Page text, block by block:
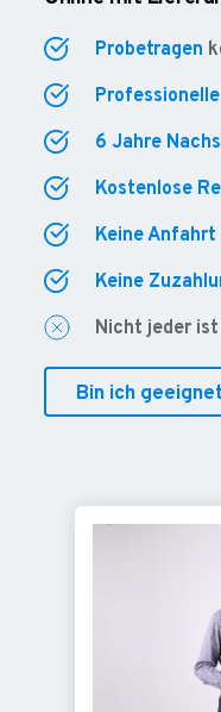
Probetragen
6 Jahre
Kostenlose
Keine Anfahrt
Keine
Nicht jeder
Bin ich